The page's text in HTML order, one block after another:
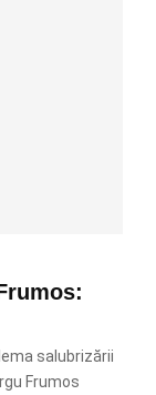
salubrizării
Frumos